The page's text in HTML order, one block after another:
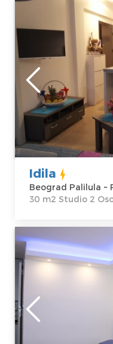
Studio Apartman
Beograd
Lokacija:
Beograd Palilula
Adresa:
Primorska 9
Cena35 €
Idila
Beograd Palilula ~
30 m2 Studio 2
Studio Apartman
Beograd.
osobe.
Beograd
Lokacija:
Beograd Novi